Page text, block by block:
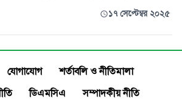
১৭ সেপ্টেম্বর ২০২৫
যোগাযোগ
শর্তাবলি ও নীতিমালা
ডিএমসিএ সম্পাদকীয় নীতি